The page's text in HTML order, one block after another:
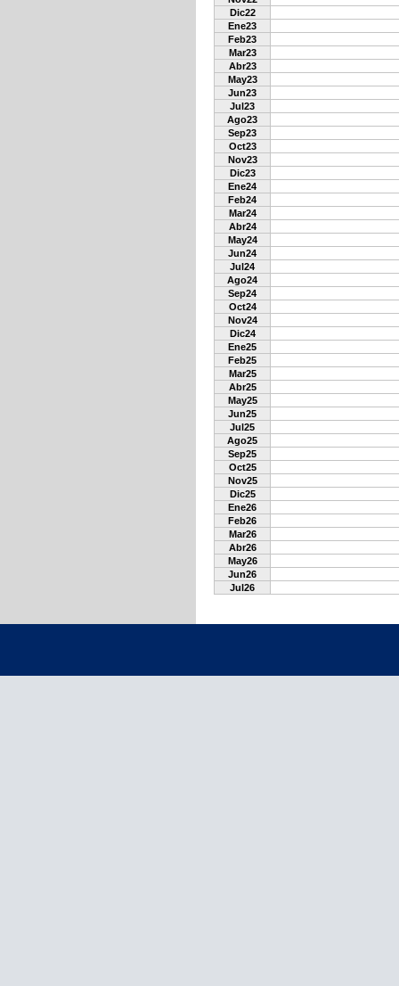
Dic22
Ene23
Feb23
Mar23
Abr23
May23
Jun23
Jul23
Ago23
Sep23
Oct23
Nov23
Dic23
Ene24
Feb24
Mar24
Abr24
May24
Jun24
Jul24
Ago24
Sep24
Oct24
Nov24
Dic24
Ene25
Feb25
Mar25
Abr25
May25
Jun25
Jul25
Ago25
Sep25
Oct25
Nov25
Dic25
Ene26
Feb26
Mar26
Abr26
May26
Jun26
Jul26